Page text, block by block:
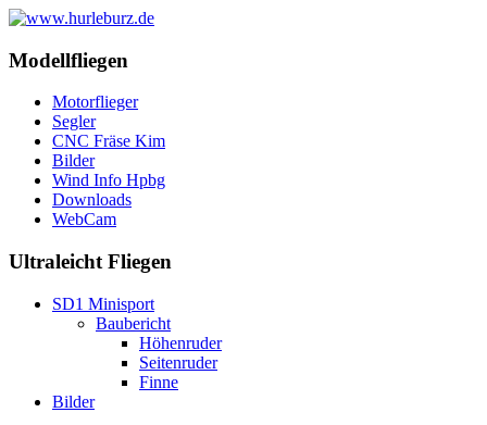
Modellfliegen
Motorflieger
Segler
CNC Fräse Kim
Bilder
Wind Info Hpbg
Downloads
WebCam
Ultraleicht Fliegen
SD1 Minisport
Baubericht
Höhenruder
Seitenruder
Finne
Bilder